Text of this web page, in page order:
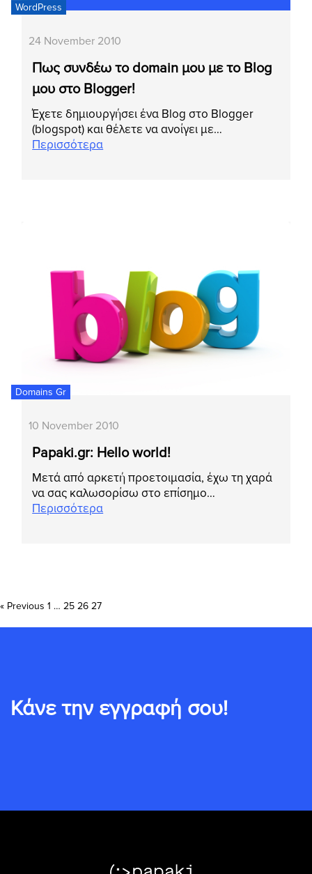
WordPress
24 November 2010
Πως συνδέω το domain μου με το Blog
μου στο Blogger!
Έχετε δημιουργήσει ένα Blog στο Blogger
(blogspot) και θέλετε να ανοίγει με…
Περισσότερα
Domains Gr
10 November 2010
Papaki.gr: Hello world!
Μετά από αρκετή προετοιμασία, έχω τη χαρά
να σας καλωσορίσω στο επίσημο…
Περισσότερα
Posts
pagination
« Previous 1 … 25 26 27
Κάνε την εγγραφή σου!